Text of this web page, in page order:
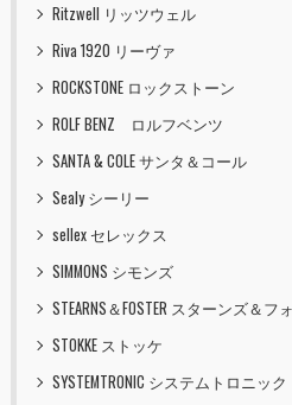
Ritzwell リッツウェル
Riva 1920 リーヴァ
ROCKSTONE ロックストーン
ROLF BENZ ロルフベンツ
SANTA & COLE サンタ＆コール
Sealy シーリー
sellex セレックス
SIMMONS シモンズ
STEARNS＆FOSTER スターンズ＆フ
STOKKE ストッケ
SYSTEMTRONIC システムトロニック